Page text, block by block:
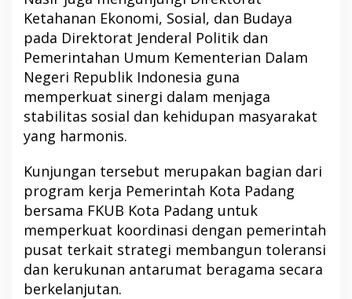
Ketahanan Ekonomi, Sosial, dan Budaya
pada Direktorat Jenderal Politik dan
Pemerintahan Umum Kementerian Dalam
Negeri Republik Indonesia guna
memperkuat sinergi dalam menjaga
stabilitas sosial dan kehidupan masyarakat
yang harmonis.
Kunjungan tersebut merupakan bagian dari
program kerja Pemerintah Kota Padang
bersama FKUB Kota Padang untuk
memperkuat koordinasi dengan pemerintah
pusat terkait strategi membangun toleransi
dan kerukunan antarumat beragama secara
berkelanjutan.